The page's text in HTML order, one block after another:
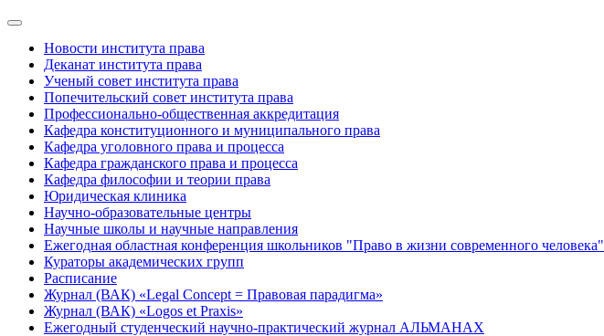
Новости института права
Деканат института права
Ученый совет института права
Попечительский совет института права
Профессионально-общественная аккредитация
Кафедра конституционного и муниципального права
Кафедра уголовного права и процесса
Кафедра гражданского права и процесса
Кафедра философии и теории права
Юридическая клиника
Научно-образовательные центры
Научные школы и научные направления
Ежегодная областная конференция школьников "Право в жизни современного человека"
Кураторы академических групп
Расписание
Журнал (ВАК) «Legal Concept = Правовая парадигма»
Журнал (ВАК) «Logos et Praxis»
Ежегодный студенческий научно-практический журнал АЛЬМАНАХ